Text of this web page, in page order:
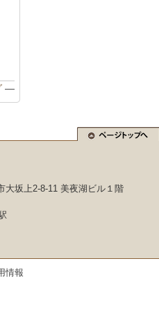
—
坂上2-8-11 美夜湖ビル１階
情報